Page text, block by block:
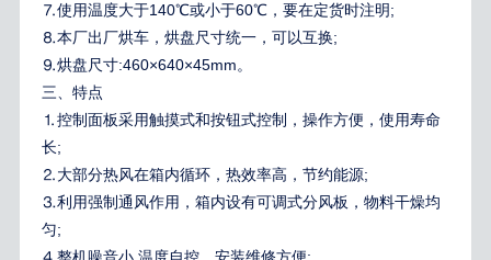
⒎使用温度大于140℃或小于60℃，要在定货时注明 ;
⒏本厂出厂烘车，烘盘尺寸统一，可以互换;
⒐烘盘尺寸:460×640×45mm。
三、特点
⒈ 控制面板采用触摸式和按钮式控制，操作方便，使用寿命
长;
⒉ 大部分热风在箱内循环，热效率高，节约能源;
⒊利用强制通风作用，箱内设有可调式分风板，物料干燥均
匀;